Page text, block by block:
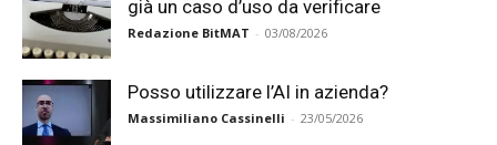
già un caso d’uso da verificare
Redazione BitMAT - 03/08/2026
Posso utilizzare l’AI in azienda?
Massimiliano Cassinelli - 23/05/2026